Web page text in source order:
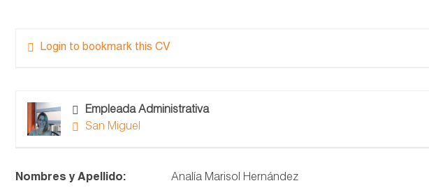
Login to bookmark this CV
Empleada Administrativa
San Miguel
Nombres y Apellido: Analía Marisol Hernández